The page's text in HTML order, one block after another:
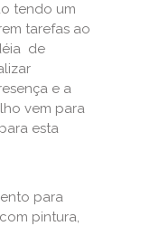
tendo um
tarefas ao
de
e a
vem para
esta
para
pintura,